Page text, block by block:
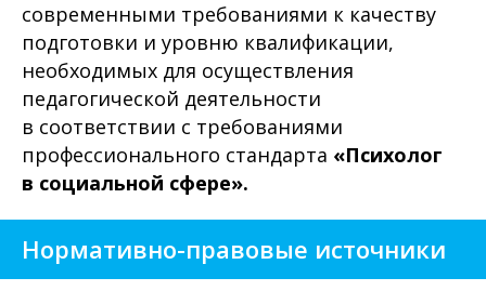
современными требованиями к качеству
подготовки и уровню квалификации,
необходимых для осуществления
педагогической деятельности
в соответствии с требованиями
профессионального стандарта «Психолог
в социальной сфере».
Нормативно-правовые источники